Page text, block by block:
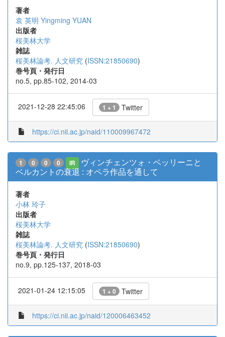
著者
袁 英明 Yingming YUAN
出版者
桜美林大学
雑誌
桜美林論考. 人文研究 (ISSN:21850690)
巻号頁・発行日
no.5, pp.85-102, 2014-03
2021-12-28 22:45:06 1 + 1 Twitter
https://ci.nii.ac.jp/naid/110009967472
1 0 0 0 IR
ヴィンチェンツォ・ベッリーニと
ベルカントの衰退 : オペラ作品を通して
著者
小林 玲子
出版者
桜美林大学
雑誌
桜美林論考. 人文研究 (ISSN:21850690)
巻号頁・発行日
no.9, pp.125-137, 2018-03
2021-01-24 12:15:05 1 + 0 Twitter
https://ci.nii.ac.jp/naid/120006463452